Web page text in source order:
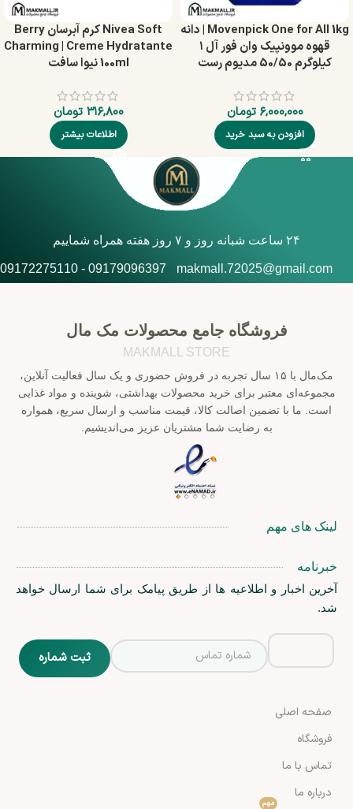
Movenpick One for All 1kg | دانه
قهوه موونپیک وان فور آل ۱
کیلوگرم 50/50 مدیوم رست
۶,۰۰۰,۰۰۰ تومان
افزودن به سبد خرید
Nivea Soft کرم آبرسان Berry
Charming | Creme Hydratante
100ml نیوا سافت
۳۱۶,۸۰۰ تومان
اطلاعات بیشتر
۲۴ ساعت شبانه روز و ۷ روز هفته همراه شماییم
makmall.72025@gmail.com
09179096397 - 09172275110
فروشگاه جامع محصولات مک مال
MAKMALL STORE
مک‌مال با ۱۵ سال تجربه در فروش حضوری و یک سال فعالیت آنلاین،
مجموعه‌ای معتبر برای خرید محصولات بهداشتی، شوینده و مواد غذایی
است. ما با تضمین اصالت کالا، قیمت مناسب و ارسال سریع، همواره
به رضایت شما مشتریان عزیز می‌اندیشیم.
لینک های مهم
خبرنامه
آخرین اخبار و اطلاعیه ها از طریق پیامک برای شما ارسال خواهد
شد.
صفحه اصلی
فروشگاه
تماس با ما
درباره ما
مهم